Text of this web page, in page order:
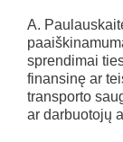
A.
sprendimai
finansinę ar
transporto
ar darbuotojų